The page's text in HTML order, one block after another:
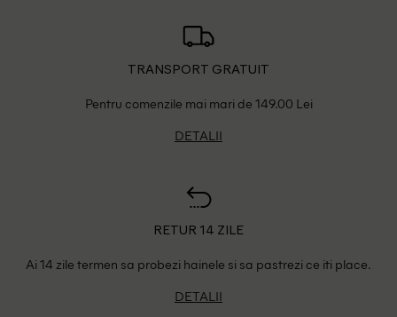
TRANSPORT GRATUIT
Pentru comenzile mai mari de 149.00 Lei
DETALII
RETUR 14 ZILE
Ai 14 zile termen sa probezi hainele si sa pastrezi ce iti place.
DETALII